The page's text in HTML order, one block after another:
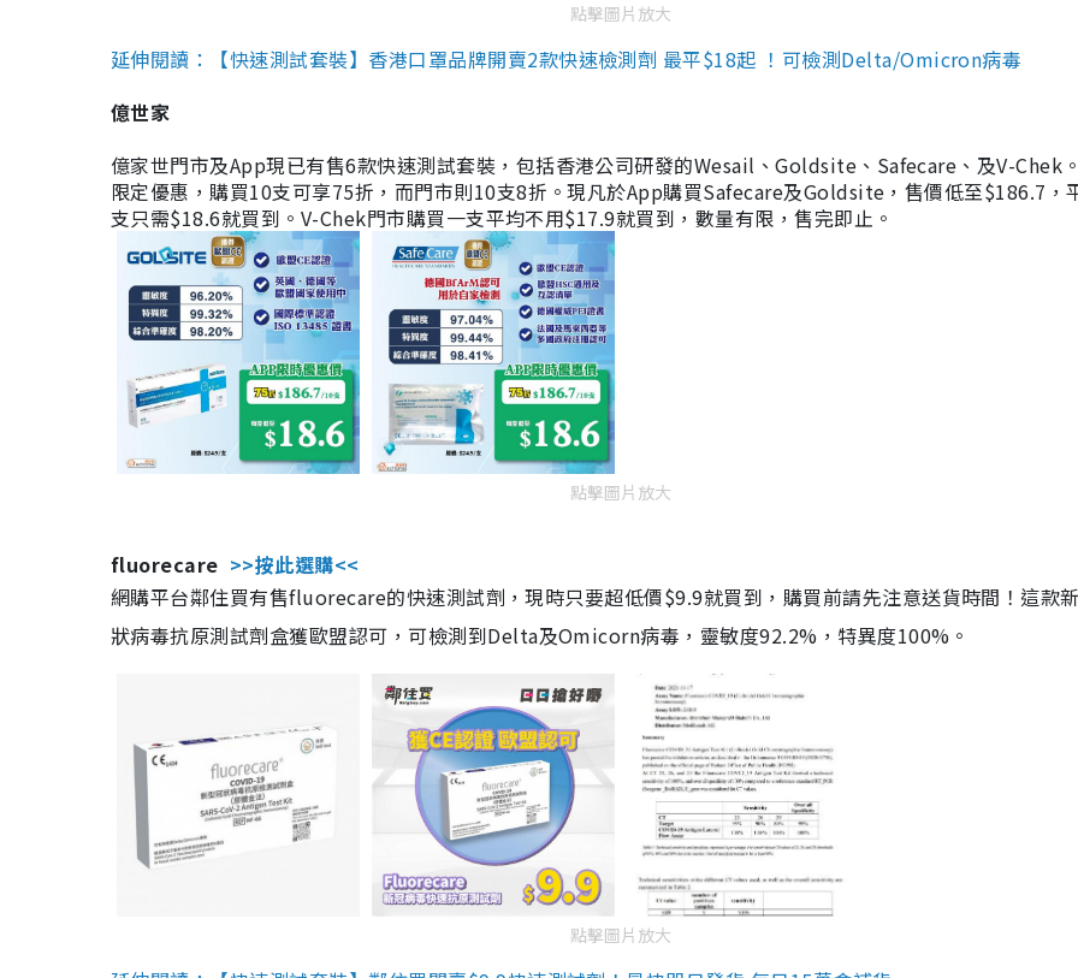
點擊圖片放大
延伸閱讀：【快速測試套裝】香港口罩品牌開賣2款快速檢測劑 最平$18起 ！可檢測Delta/Omicron病毒
億世家
億家世門市及App現已有售6款快速測試套裝，包括香港公司研發的Wesail、Goldsite、Safecare、及V-Chek
限定優惠，購買10支可享75折，而門市則10支8折。現凡於App購買Safecare及Goldsite，售價低至$186.7，
支只需$18.6就買到。V-Chek門市購買一支平均不用$17.9就買到，數量有限，售完即止。
點擊圖片放大
fluorecare >>按此選購<<
網購平台鄰住買有售fluorecare的快速測試劑，現時只要超低價$9.9就買到，購買前請先注意送貨時間！這款
狀病毒抗原測試劑盒獲歐盟認可，可檢測到Delta及Omicorn病毒，靈敏度92.2%，特異度100%。
點擊圖片放大